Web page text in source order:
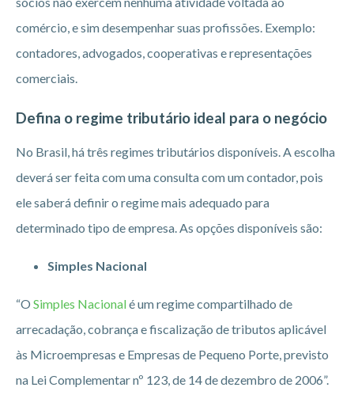
comércio, e sim desempenhar suas profissões. Exemplo:
contadores, advogados, cooperativas e representações
comerciais.
Defina o regime tributário ideal para o negócio
No Brasil, há três regimes tributários disponíveis. A escolha
deverá ser feita com uma consulta com um contador, pois
ele saberá definir o regime mais adequado para
determinado tipo de empresa. As opções disponíveis são:
Simples Nacional
“O Simples Nacionalé um regime compartilhado de
arrecadação, cobrança e fiscalização de tributos aplicável
às Microempresas e Empresas de Pequeno Porte, previsto
na Lei Complementar nº 123, de 14 de dezembro de 2006”.